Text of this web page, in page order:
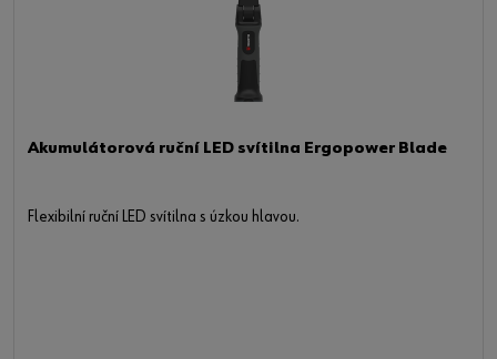
Akumulátorová ruční LED svítilna Ergopower Blade
Flexibilní ruční LED svítilna s úzkou hlavou.